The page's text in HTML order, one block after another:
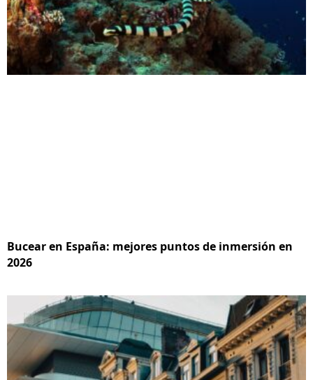
Bucear en España: mejores puntos de inmersión en
2026